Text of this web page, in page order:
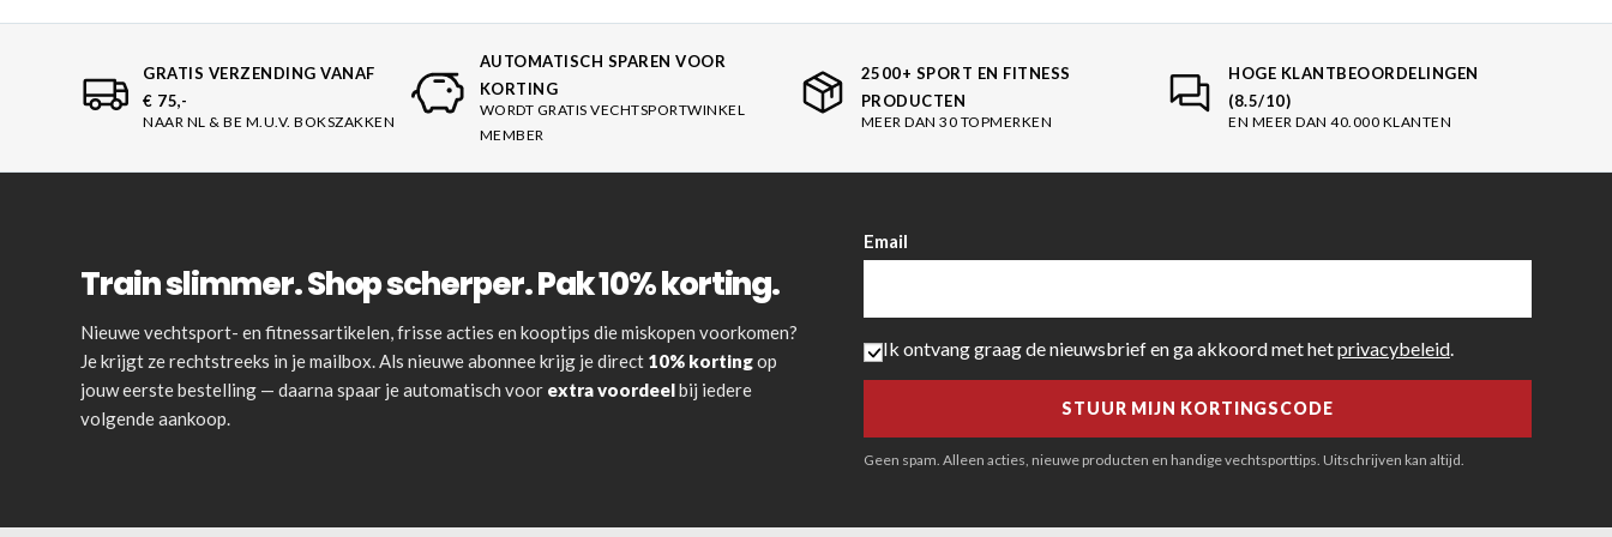
GRATIS VERZENDING VANAF
€ 75,-
NAAR NL & BE M.U.V. BOKSZAKKEN
AUTOMATISCH SPAREN VOOR
KORTING
WORDT GRATIS VECHTSPORTWINKEL
MEMBER
2500+ SPORT EN FITNESS
PRODUCTEN
MEER DAN 30 TOPMERKEN
HOGE KLANTBEOORDELINGEN
(8.5/10)
EN MEER DAN 40.000 KLANTEN
Train slimmer. Shop scherper. Pak 10% korting.
Nieuwe vechtsport- en fitnessartikelen, frisse acties en kooptips die miskopen voorkomen?
Je krijgt ze rechtstreeks in je mailbox. Als nieuwe abonnee krijg je direct 10% kortingop
jouw eerste bestelling — daarna spaar je automatisch voor extra voordeelbij iedere
volgende aankoop.
Email
Ik ontvang graag de nieuwsbrief en ga akkoord met hetprivacybeleid.
Geen spam. Alleen acties, nieuwe producten en handige vechtsporttips. Uitschrijven kan altijd.